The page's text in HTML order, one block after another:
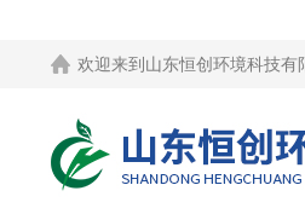
欢迎来到 山东恒创环境科技有